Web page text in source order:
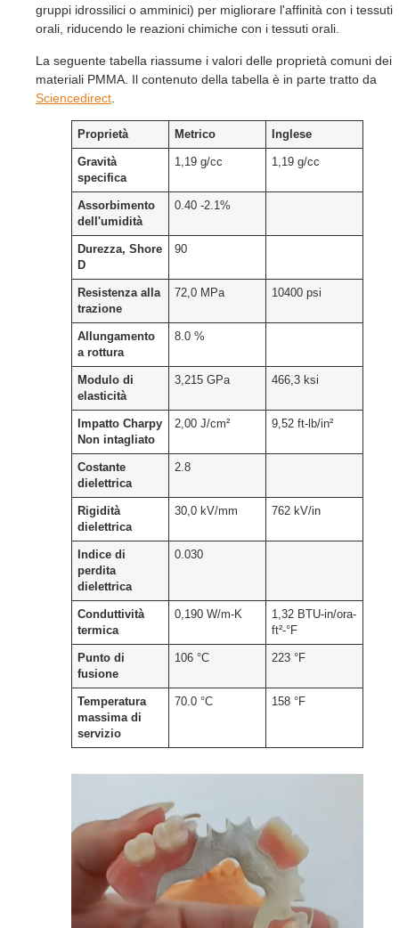
gruppi idrossilici o amminici) per migliorare l'affinità con i tessuti
orali, riducendo le reazioni chimiche con i tessuti orali.
La seguente tabella riassume i valori delle proprietà comuni dei
materiali PMMA. Il contenuto della tabella è in parte tratto da
Sciencedirect
Proprietà Metrico Inglese
Gravità
specifica
1,19 g/cc 1,19 g/cc
Assorbimento
dell'umidità
0.40 -2.1%
Durezza, Shore
D
90
Resistenza alla
trazione
72,0 MPa 10400 psi
Allungamento
a rottura
8.0 %
Modulo di
elasticità
3,215 GPa 466,3 ksi
Impatto Charpy
Non intagliato
2,00 J/cm² 9,52 ft-lb/in²
Costante
dielettrica
2.8
Rigidità
dielettrica
30,0 kV/mm 762 kV/in
Indice di
perdita
dielettrica
0.030
Conduttività
termica
0,190 W/m-K
1,32 BTU-in/ora-
ft²-°F
Punto di
fusione
106 °C 223 °F
Temperatura
massima di
servizio
70.0 °C 158 °F